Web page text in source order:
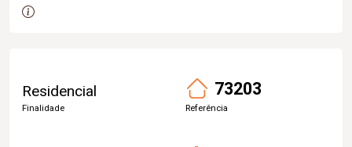
Residencial
Finalidade
73203
Referência